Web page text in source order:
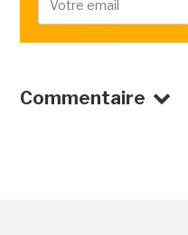
Commentaire